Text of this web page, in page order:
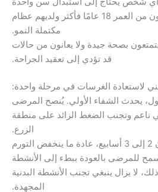
الأفراد الذين يبلغون من العمر 18 عامًا فأكثر ولديهم عظام
مكتملة النمو.
جيدة ولا يعانون من حالات
قد تؤدي إلى تعقيد الجراحة.
الغرسات في مرحلة واحدة:
الأولي. يُنصح المرضى
الضغط الزائد على منطقة
2 إلى 3 أسابيع، عادة ما ينخفض ​​التورم
ببطء إلى الأنشطة
ينبغي تجنب الأنشطة البدنية